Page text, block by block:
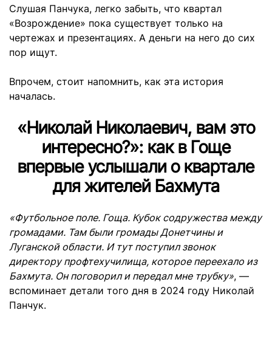
Слушая Панчука, легко забыть, что квартал
«Возрождение» пока существует только на
чертежах и презентациях. А деньги на него до сих
пор ищут.
Впрочем, стоит напомнить, как эта история
началась.
«Николай Николаевич, вам это
интересно?»: как в Гоще
впервые услышали о квартале
для жителей Бахмута
«Футбольное поле. Гоща. Кубок содружества между
громадами. Там были громады Донетчины и
Луганской области. И тут поступил звонок
директору профтехучилища, которое переехало из
Бахмута. Он поговорил и передал мне трубку», —
вспоминает детали того дня в 2024 году Николай
Панчук.